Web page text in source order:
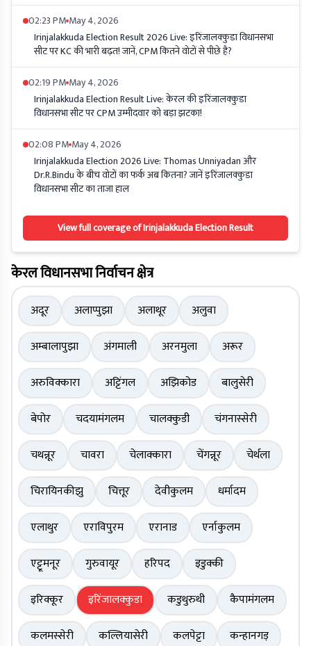
02:23 PM May 4, 2026
Irinjalakkuda Election Result 2026 Live: इरिंजालक्कुडा विधानसभा
सीट पर KC की भारी बढ़त! जानें, CPM कितने वोटों से पीछे है?
02:19 PM May 4, 2026
Irinjalakkuda Election Result Live: केरल की इरिंजालक्कुडा
विधानसभा सीट पर CPM उम्मीदवार को बड़ा झटका!
02:08 PM May 4, 2026
Irinjalakkuda Election 2026 Live: Thomas Unniyadan और
Dr.R.Bindu के बीच वोटों का फर्क अब कितना? जानें इरिंजालक्कुडा
विधानसभा सीट का ताजा हाल
View full coverage of Irinjalakkuda Election Result
केरल विधानसभा निर्वाचन क्षेत्र
अदूर अलाप्पुझा अलाथूर
अलुवा
अम्बालापुझा
अंगमाली अरनमुला
अरूर
अरुविक्कारा
अट्टिंगल अझिकोड
बालुसेरी
बेपोर
चदयामंगलम चालक्कुडी
चंगनास्सेरी
चथन्नूर
चावरा चेलाक्कारा चेंगन्नूर
चेर्थला
चिरायिनकीझु
चित्तूर देवीकुलम
धर्मादम
एलाथुर
एराविपुरम एरानाड
एर्नाकुलम
एट्टूमनूर
गुरुवायूर हरिपद
इडुक्की
इरिक्कूर
इरिंजालक्कुडा कडुथुरुथी
कैपामंगलम
कलमस्सेरी
कल्लियासेरी कलपेट्टा
कन्हानगड़